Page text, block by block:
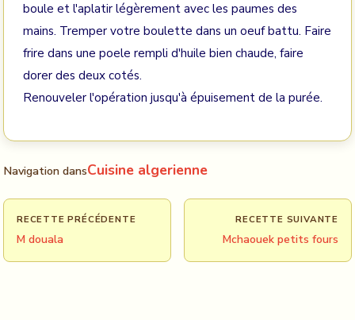
boule et l'aplatir légèrement avec les paumes des
mains. Tremper votre boulette dans un oeuf battu. Faire
frire dans une poele rempli d'huile bien chaude, faire
dorer des deux cotés.
Renouveler l'opération jusqu'à épuisement de la purée.
Navigation dansCuisine algerienne
RECETTE PRÉCÉDENTE
M douala
RECETTE SUIVANTE
Mchaouek petits fours